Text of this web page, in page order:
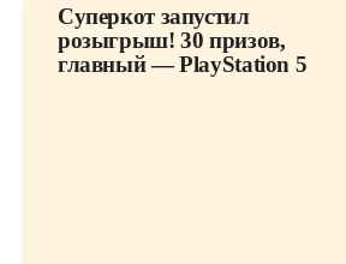
Суперкот запустил
розыгрыш! 30 призов,
главный — PlayStation 5